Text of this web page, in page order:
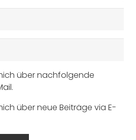
über nachfolgende
über neue Beiträge via E-